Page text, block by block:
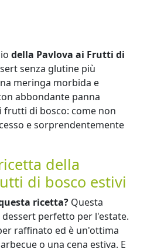
della Pavlova ai Frutti di
senza glutine più
meringa morbida e
abbondante panna
di bosco: come non
e sorprendentemente
della
di bosco estivi
ricetta? Questa
dessert perfetto per l'estate.
raffinato ed è un'ottima
o una cena estiva. E